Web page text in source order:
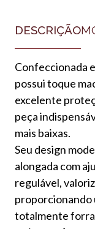
DESCRIÇÃO
Confeccionada
possui toque
excelente
peça
mais baixas.
Seu design
alongada com
regulável,
proporcionando
totalmente